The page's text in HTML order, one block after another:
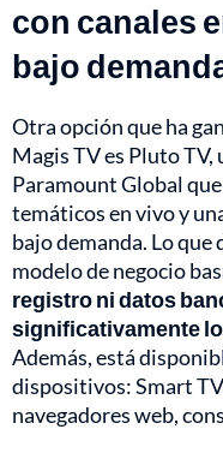
con canales
bajo
Otra opción que ha
Magis TV es Pluto
Paramount Global
temáticos en vivo y
bajo demanda. Lo que
modelo de negocio
registro ni datos
significativamente
Además, está
dispositivos: Smart
navegadores web,